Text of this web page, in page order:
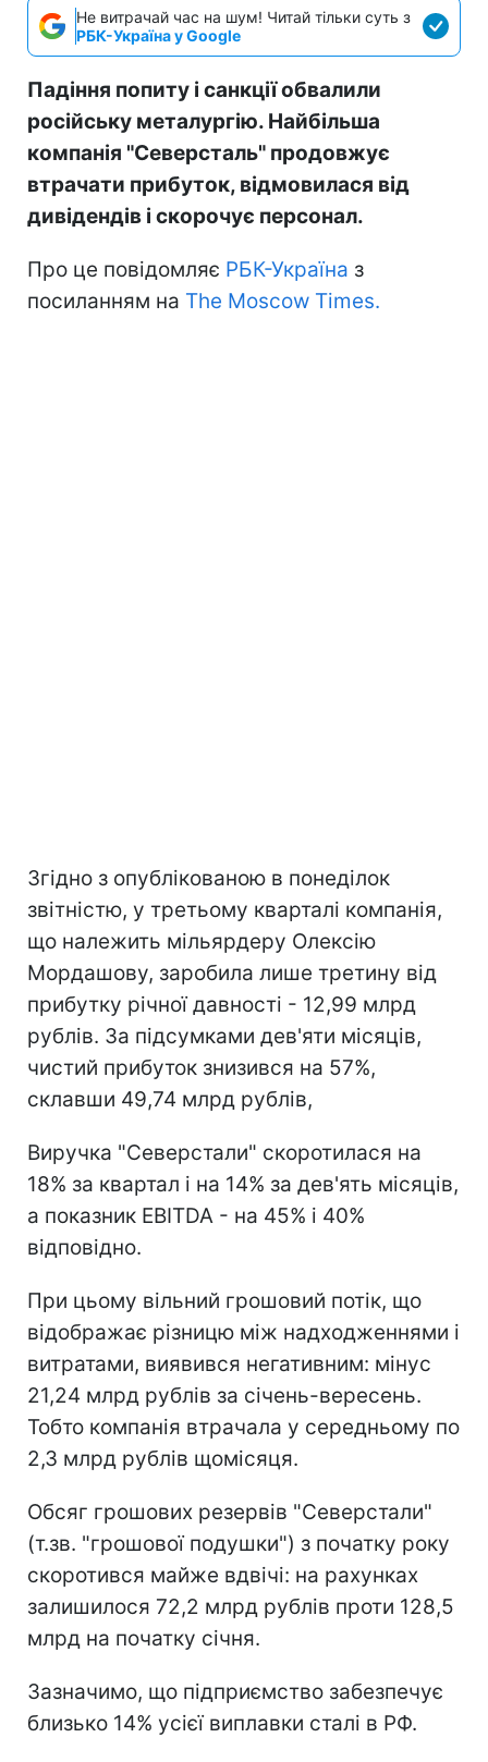
Не витрачай час на шум! Читай тільки суть з
РБК-Україна у Google
Падіння попиту і санкції обвалили
російську металургію. Найбільша
компанія "Северсталь" продовжує
втрачати прибуток, відмовилася від
дивідендів і скорочує персонал.
Про це повідомляє РБК-Україна з
посиланням на The Moscow Times.
Згідно з опублікованою в понеділок
звітністю, у третьому кварталі компанія,
що належить мільярдеру Олексію
Мордашову, заробила лише третину від
прибутку річної давності - 12,99 млрд
рублів. За підсумками дев'яти місяців,
чистий прибуток знизився на 57%,
склавши 49,74 млрд рублів,
Виручка "Северстали" скоротилася на
18% за квартал і на 14% за дев'ять місяців,
а показник EBITDA - на 45% і 40%
відповідно.
При цьому вільний грошовий потік, що
відображає різницю між надходженнями і
витратами, виявився негативним: мінус
21,24 млрд рублів за січень-вересень.
Тобто компанія втрачала у середньому по
2,3 млрд рублів щомісяця.
Обсяг грошових резервів "Северстали"
(т.зв. "грошової подушки") з початку року
скоротився майже вдвічі: на рахунках
залишилося 72,2 млрд рублів проти 128,5
млрд на початку січня.
Зазначимо, що підприємство забезпечує
близько 14% усієї виплавки сталі в РФ.